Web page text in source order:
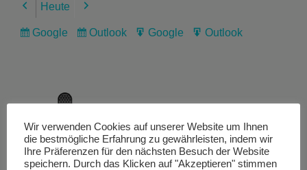
Previous
Heute Next
Subscribe
Google
Subscribe
Outlook
Export
Google
Export
Outlook
Livestream
Wir verwenden Cookies auf unserer Website um Ihnen
die bestmögliche Erfahrung zu gewährleisten, indem wir
Ihre Präferenzen für den nächsten Besuch der Website
speichern. Durch das Klicken auf "Akzeptieren" stimmen